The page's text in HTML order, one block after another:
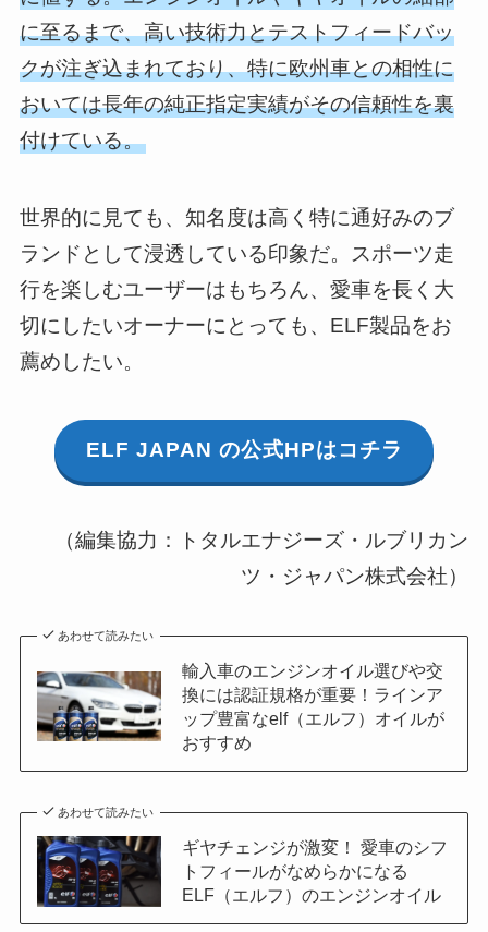
に至るまで、高い技術力とテストフィードバッ
クが注ぎ込まれており、特に欧州車との相性に
おいては長年の純正指定実績がその信頼性を裏
付けている。
世界的に見ても、知名度は高く特に通好みのブ
ランドとして浸透している印象だ。スポーツ走
行を楽しむユーザーはもちろん、愛車を長く大
切にしたいオーナーにとっても、ELF製品をお
薦めしたい。
ELF JAPAN の公式HPはコチラ
（編集協力：トタルエナジーズ・ルブリカン
ツ・ジャパン株式会社）
あわせて読みたい
輸入車のエンジンオイル選びや交
換には認証規格が重要！ラインア
ップ豊富なelf（エルフ）オイルが
おすすめ
あわせて読みたい
ギヤチェンジが激変！ 愛車のシフ
トフィールがなめらかになる
ELF（エルフ）のエンジンオイル